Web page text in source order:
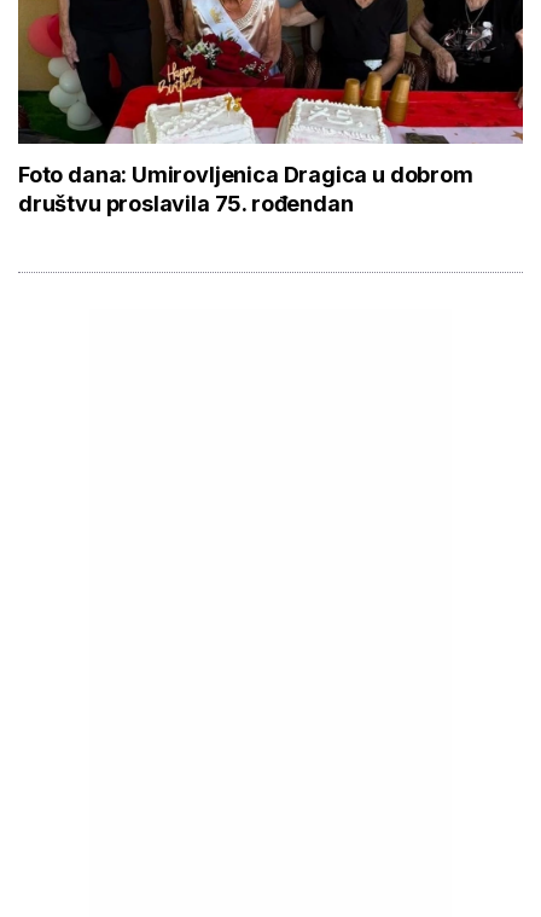
Foto dana: Umirovljenica Dragica u dobrom
društvu proslavila 75. rođendan